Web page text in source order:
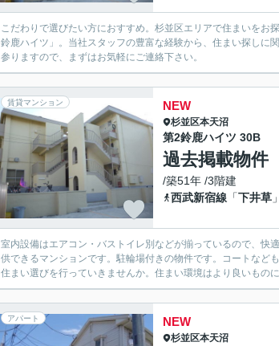
こだわりで選びたい方におすすめ。杉並区エリアで住まいをお
鈴鹿ハイツ」。当社スタッフの豊富な経験から、住まい探しに
参りますので、まずはお気軽にご連絡下さい。
賃貸マンション NEW
杉並区本天沼
第2鈴鹿ハイツ 30B
過去掲載物件
/築51年 /3階建
西武新宿線 「下井草
室内設備はエアコン・バストイレ別などが揃っているので、快
供できるマンションです。駐輪場付きの物件です。コートなど
住まい選びを行っていきませんか。住まい環境はより良いもの
アパート NEW
杉並区本天沼